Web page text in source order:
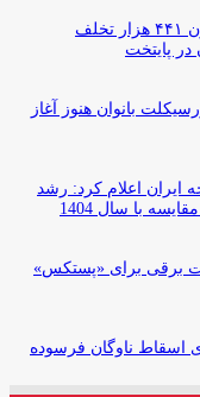
فاجعه موتورسواری در ایران: اعمال قانون ۴۴۱ هزار تخلف
بانوان هنوز آغاز
اعلام کرد: رشد
برقی برای «پستکس»
اسقاط ناوگان فرسوده